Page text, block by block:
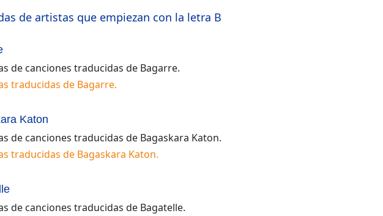
de artistas que empiezan con la letra B
de canciones traducidas de Bagarre.
traducidas de Bagarre.
Katon
de canciones traducidas de Bagaskara Katon.
traducidas de Bagaskara Katon.
de canciones traducidas de Bagatelle.